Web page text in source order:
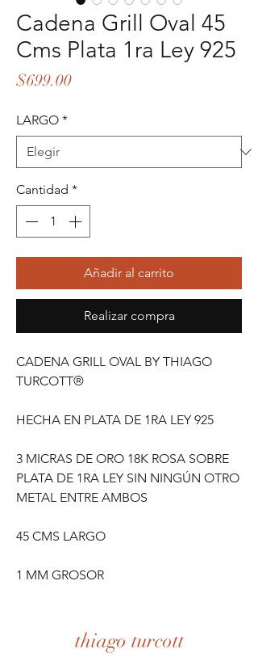
Cadena Grill Oval 45
Cms Plata 1ra Ley 925
$699.00Precio
LARGO *
Cantidad *
Añadir al carrito
Realizar compra
CADENA GRILL OVAL BY THIAGO
TURCOTT®
HECHA EN PLATA DE 1RA LEY 925
3 MICRAS DE ORO 18K ROSA SOBRE
PLATA DE 1RA LEY SIN NINGÚN OTRO
METAL ENTRE AMBOS
45 CMS LARGO
1 MM GROSOR
thiago turcott